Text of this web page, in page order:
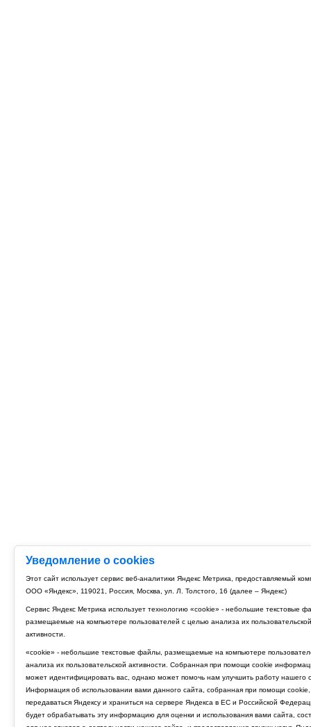
Уведомление о cookies
Этот сайт использует сервис веб-аналитики Яндекс Метрика, предоставляемый
ООО «Яндекс», 119021, Россия, Москва, ул. Л. Толстого, 16 (далее – Яндекс)
Сервис Яндекс Метрика использует технологию «cookie» - небольшие текстовые
размещаемые на компьютере пользователей с целью анализа их пользовательской
активности.
«cookie» - небольшие текстовые файлы, размещаемые на компьютере
анализа их пользовательской активности. Собранная при помощи cookie
может идентифицировать вас, однако может помочь нам улучшить работу нашего
Информация об использовании вами данного сайта, собранная при помощи cookie,
передаваться Яндексу и храниться на сервере Яндекса в ЕС и Российской
будет обрабатывать эту информацию для оценки и использования вами сайта,